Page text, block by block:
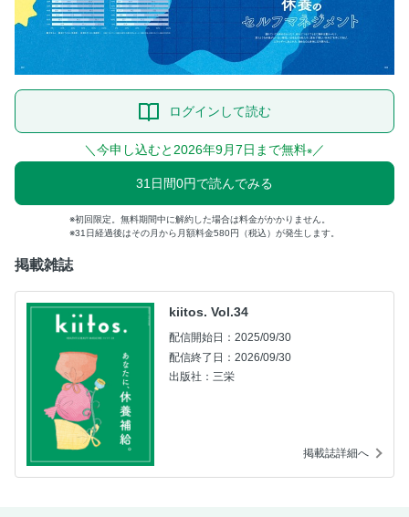
ログインして読む
＼今申し込むと2026年9月7日まで無料※ ／
31日間0円で読んでみる
初回限定。無料期間中に解約した場合は料金がかかりません。
31日経過後はその月から月額料金580円（税込）が発生します。
掲載雑誌
kiitos. Vol.34
配信開始日：2025/09/30
配信終了日：2026/09/30
出版社：三栄
掲載誌詳細へ